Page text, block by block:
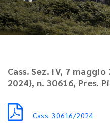
Cass. Sez. IV, 7
2024), n. 30616, Pres.
Cass. 30616/2024